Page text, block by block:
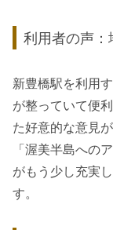
利用者の声：
新豊橋駅を利用
が整っていて便
た好意的な意見
「渥美半島への
がもう少し充実
す。